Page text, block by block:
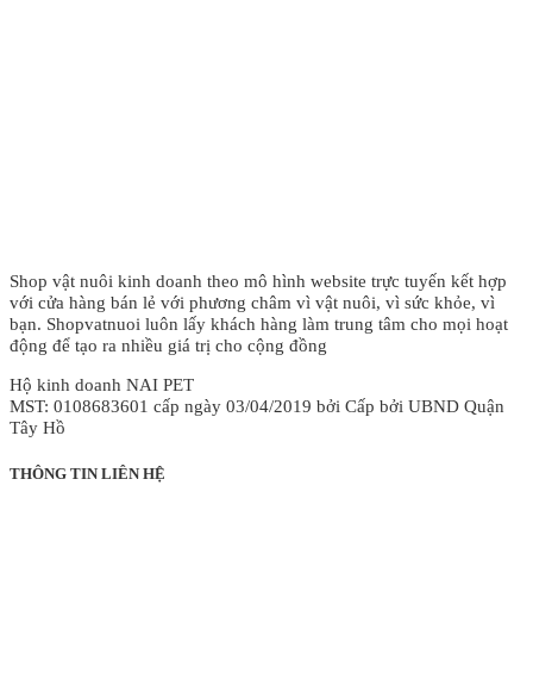
Shop vật nuôi kinh doanh theo mô hình website trực tuyến kết hợp
với cửa hàng bán lẻ với phương châm vì vật nuôi, vì sức khỏe, vì
bạn. Shopvatnuoi luôn lấy khách hàng làm trung tâm cho mọi hoạt
động để tạo ra nhiều giá trị cho cộng đồng
Hộ kinh doanh NAI PET
MST: 0108683601 cấp ngày 03/04/2019 bởi Cấp bởi UBND Quận
Tây Hồ
THÔNG TIN LIÊN HỆ